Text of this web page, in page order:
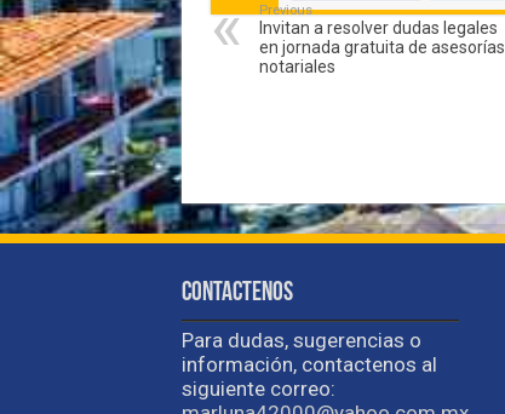
Previous
Invitan a resolver dudas legales
en jornada gratuita de asesorías
notariales
Contactenos
Para dudas, sugerencias o
información, contactenos al
siguiente correo: